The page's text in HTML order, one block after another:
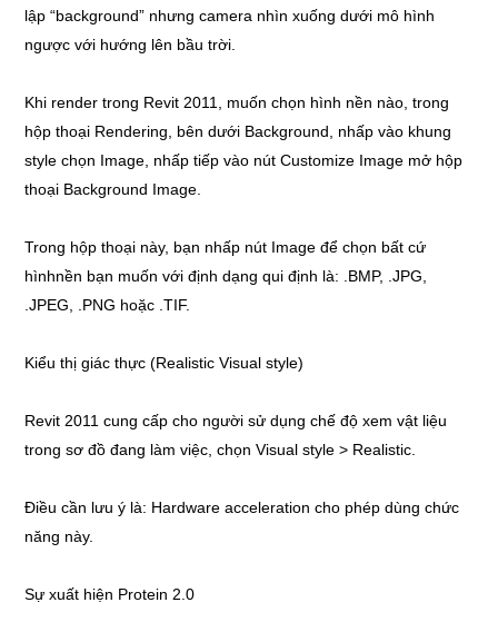
lập “background” nhưng camera nhìn xuống dưới mô hình
ngược với hướng lên bầu trời.
Khi render trong Revit 2011, muốn chọn hình nền nào, trong
hộp thoại Rendering, bên dưới Background, nhấp vào khung
style chọn Image, nhấp tiếp vào nút Customize Image mở hộp
thoại Background Image.
Trong hộp thoại này, bạn nhấp nút Image để chọn bất cứ
hìnhnền bạn muốn với định dạng qui định là: .BMP, .JPG,
.JPEG, .PNG hoặc .TIF.
Kiểu thị giác thực (Realistic Visual style)
Revit 2011 cung cấp cho người sử dụng chế độ xem vật liệu
trong sơ đồ đang làm việc, chọn Visual style > Realistic.
Điều cần lưu ý là: Hardware acceleration cho phép dùng chức
năng này.
Sự xuất hiện Protein 2.0